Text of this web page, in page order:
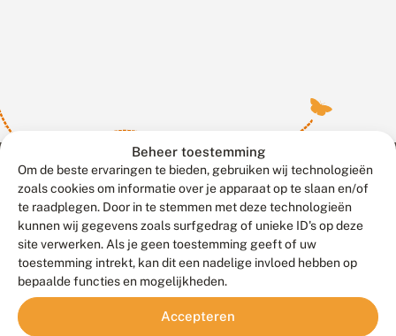
Beheer toestemming
Om de beste ervaringen te bieden, gebruiken wij technologieën
zoals cookies om informatie over je apparaat op te slaan en/of
te raadplegen. Door in te stemmen met deze technologieën
kunnen wij gegevens zoals surfgedrag of unieke ID's op deze
site verwerken. Als je geen toestemming geeft of uw
toestemming intrekt, kan dit een nadelige invloed hebben op
bepaalde functies en mogelijkheden.
Accepteren
Contact
Veelgestelde vragen
Meld waarnemingen© 2026 Vlinderstichting
Duurzaam ontwikkeld door
Go2People
, ontworpen door
Blue Field Agency
Privacy
Disclaimer
Sitemap